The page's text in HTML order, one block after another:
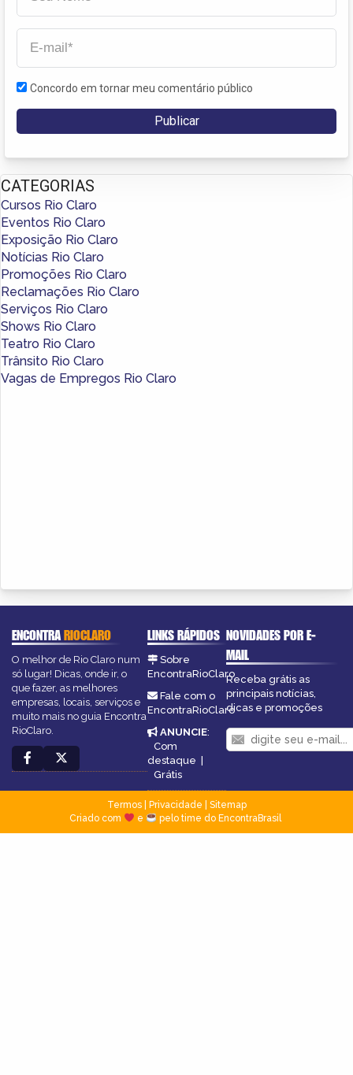
Concordo em tornar meu comentário público
CATEGORIAS
Cursos Rio Claro
Eventos Rio Claro
Exposição Rio Claro
Notícias Rio Claro
Promoções Rio Claro
Reclamações Rio Claro
Serviços Rio Claro
Shows Rio Claro
Teatro Rio Claro
Trânsito Rio Claro
Vagas de Empregos Rio Claro
ENCONTRARIOCLARO
O melhor de Rio Claro num
só lugar! Dicas, onde ir, o
que fazer, as melhores
empresas, locais, serviços e
muito mais no guia Encontra
RioClaro.
LINKS RÁPIDOS
Sobre
EncontraRioClaro
Fale com o
EncontraRioClaro
ANUNCIE:
Com
destaque
Grátis
NOVIDADES POR E-
MAIL
Receba grátis as
principais notícias,
dicas e promoções
Termos| Privacidade
Sitemap
Criado com
e pelo time do EncontraBrasil